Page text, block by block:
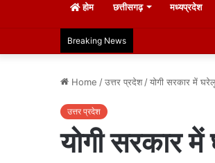
होम छत्तीसगढ़ मध्यप्रदेश
Breaking News
Home /उत्तर प्रदेश /योगी सरकार में
उत्तर प्रदेश
योगी सरकार